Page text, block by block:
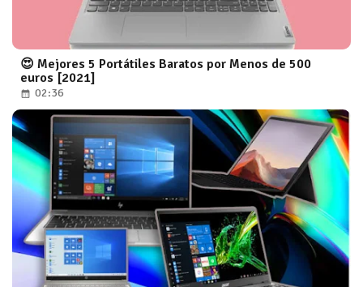
😍 Mejores 5 Portátiles Baratos por Menos de 500
euros [2021]
02:36